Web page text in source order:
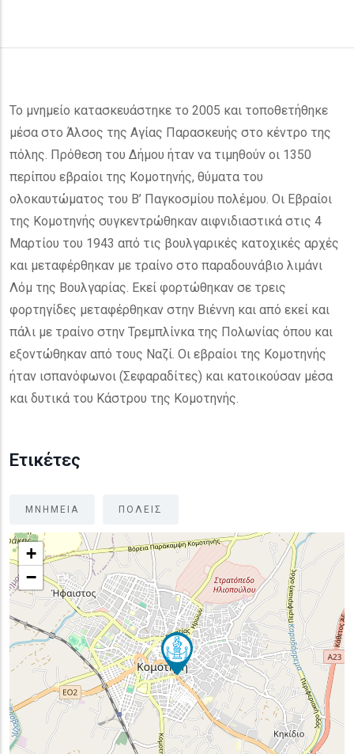
Το μνημείο κατασκευάστηκε το 2005 και τοποθετήθηκε
μέσα στο Άλσος της Αγίας Παρασκευής στο κέντρο της
πόλης. Πρόθεση του Δήμου ήταν να τιμηθούν οι 1350
περίπου εβραίοι της Κομοτηνής, θύματα του
ολοκαυτώματος του Β’ Παγκοσμίου πολέμου. Οι Εβραίοι
της Κομοτηνής συγκεντρώθηκαν αιφνιδιαστικά στις 4
Μαρτίου του 1943 από τις βουλγαρικές κατοχικές αρχές
και μεταφέρθηκαν με τραίνο στο παραδουνάβιο λιμάνι
Λόμ της Βουλγαρίας. Εκεί φορτώθηκαν σε τρεις
φορτηγίδες μεταφέρθηκαν στην Βιέννη και από εκεί και
πάλι με τραίνο στην Τρεμπλίνκα της Πολωνίας όπου και
εξοντώθηκαν από τους Ναζί. Οι εβραίοι της Κομοτηνής
ήταν ισπανόφωνοι (Σεφαραδίτες) και κατοικούσαν μέσα
και δυτικά του Κάστρου της Κομοτηνής.
Ετικέτες
ΜΝΗΜΕΙΑ ΠΟΛΕΙΣ
+
−